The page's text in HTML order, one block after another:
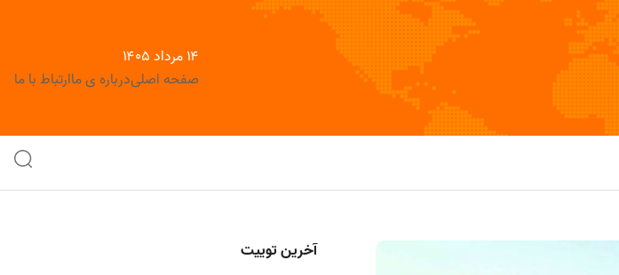
۱۴ مرداد ۱۴۰۵
صفحه اصلیدرباره ی ماارتباط با ما
آخرین توییت